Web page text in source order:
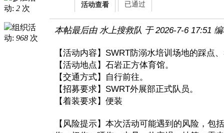
动: 2 次
组织活
动: 968 次
活动查看 已通过
本帖最后由 水上搜救队 于 2026-7-6 17:51
【活动内容】SWRT防溺水培训场地的踩点
【活动地点】石岩正方体育馆。
【交通方式】自行前往。
【招募要求】SWRT外展部正式队员。
【着装要求】便装
【风险提示】本次活动可能遇到的风险，